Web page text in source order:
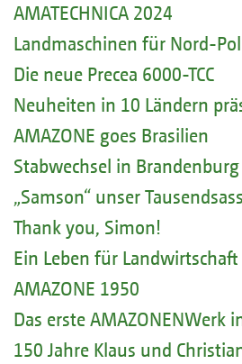
AMATECHNICA 2024
Landmaschinen für Nord-
Die neue Precea 6000-TCC
Neuheiten in 10 Ländern
AMAZONE goes Brasilien
Stabwechsel in Brandenburg
„Samson“ unser
Thank you, Simon!
Ein Leben für
AMAZONE 1950
Das erste AMAZONENWerk
150 Jahre Klaus und